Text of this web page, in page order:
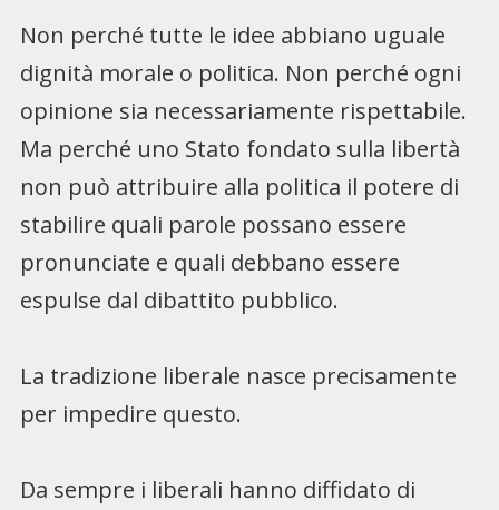
Non perché tutte le idee abbiano uguale
dignità morale o politica. Non perché ogni
opinione sia necessariamente rispettabile.
Ma perché uno Stato fondato sulla libertà
non può attribuire alla politica il potere di
stabilire quali parole possano essere
pronunciate e quali debbano essere
espulse dal dibattito pubblico.
La tradizione liberale nasce precisamente
per impedire questo.
Da sempre i liberali hanno diffidato di